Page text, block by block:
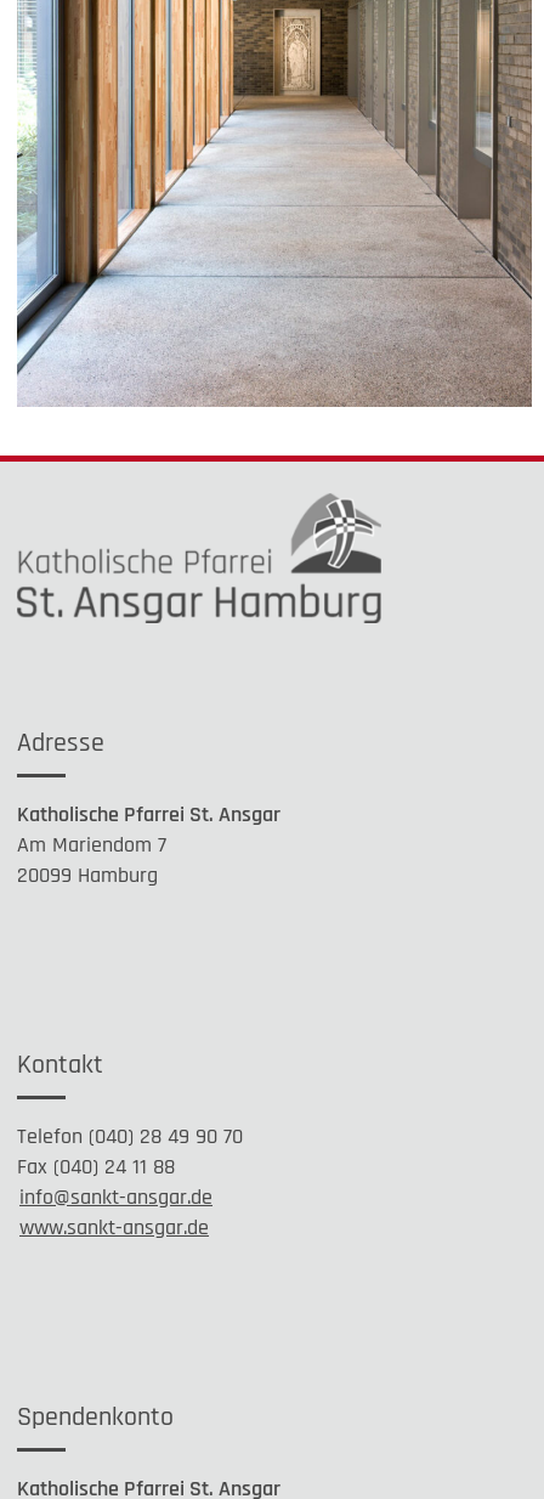
Adresse
Katholische Pfarrei St. Ansgar
Am Mariendom 7
20099 Hamburg
Kontakt
Telefon (040) 28 49 90 70
Fax (040) 24 11 88
info@sankt-ansgar.de
www.sankt-ansgar.de
Spendenkonto
Katholische Pfarrei St. Ansgar